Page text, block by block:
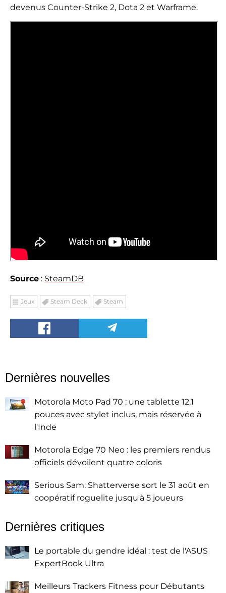
devenus Counter-Strike 2, Dota 2 et Warframe.
Source : SteamDB
Jeux Steam Deck Steam
Dernières nouvelles
Motorola Moto Pad 70 : une tablette 12,1
pouces avec stylet inclus, mais réservée à
l'Inde
Motorola Edge 70 Neo : les premiers rendus
officiels dévoilent quatre coloris
Serious Sam: Shatterverse sort le 31 août en
coopératif roguelite jusqu'à 5 joueurs
Dernières critiques
Le portable du gendre idéal : test de l'ASUS
ExpertBook Ultra
Meilleurs Trackers Fitness pour Débutants